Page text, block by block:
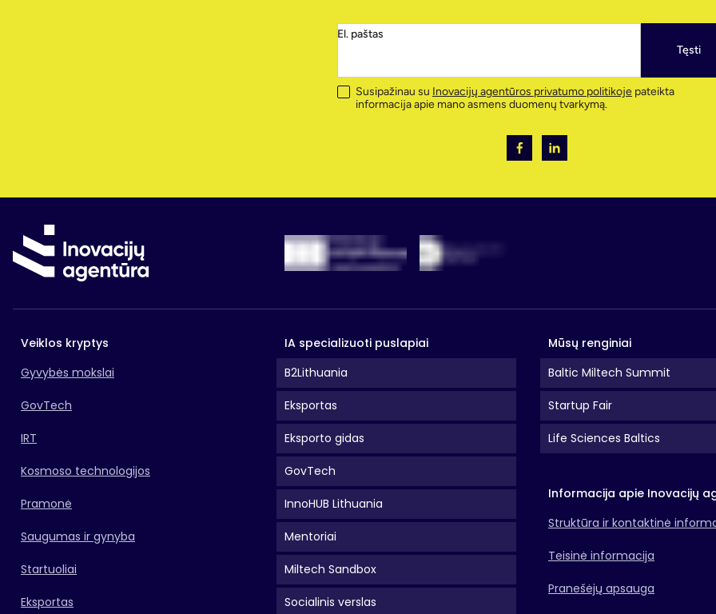
El. paštas
Tęsti
Susipažinau su Inovacijų agentūros privatumo politikoje pateikta
informacija apie mano asmens duomenų tvarkymą.
Veiklos kryptys
Gyvybės mokslai
GovTech
IRT
Kosmoso technologijos
Pramonė
Saugumas ir gynyba
Startuoliai
Eksportas
IA specializuoti puslapiai
B2Lithuania
Eksportas
Eksporto gidas
GovTech
InnoHUB Lithuania
Mentoriai
Miltech Sandbox
Socialinis verslas
Mūsų renginiai
Baltic Miltech Summit
Startup Fair
Life Sciences Baltics
Informacija apie Inovacijų
Struktūra ir kontaktinė
Teisinė informacija
Pranešėjų apsauga